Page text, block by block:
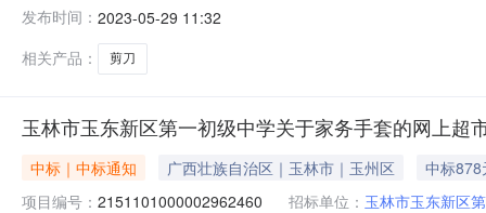
码:450940项目所在行政区划名称:玉东新区报价起止时
发布时间： 2023-05-29 11:32
相关产品：
剪刀
玉林市玉东新区第一初级中学关于家务手套的网上超
中标｜中标通知 广西壮族自治区｜玉林市｜玉州区
中标878
项目编号： 2151101000002962460 招标单位： 玉林市玉东新区